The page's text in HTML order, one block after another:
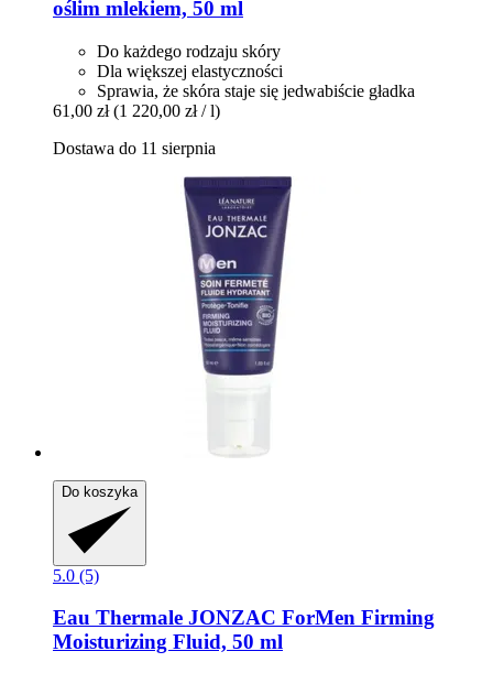
oślim mlekiem, 50 ml
Do każdego rodzaju skóry
Dla większej elastyczności
Sprawia, że skóra staje się jedwabiście gładka
61,00 zł (1 220,00 zł / l)
Dostawa do 11 sierpnia
Do koszyka
5.0 (5)
Eau Thermale JONZAC ForMen Firming
Moisturizing Fluid, 50 ml